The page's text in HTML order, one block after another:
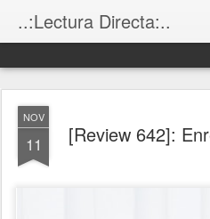
..:Lectura Directa:..
NOV
11 [Review 642]: